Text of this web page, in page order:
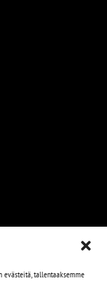
evästeitä, tallentaaksemme